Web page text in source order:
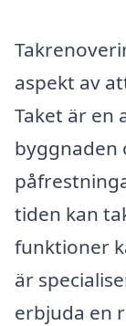
aspekt av
Taket är en
byggnaden
tiden kan
funktioner
är
erbjuda en